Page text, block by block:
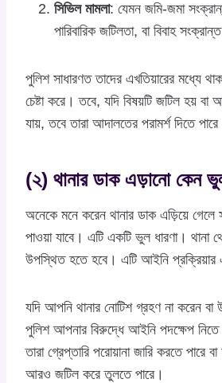
সিভিল মামলা: যেমন জমি-জমা
পারিবারিক জটিলতা, বা বিবাহ
পুলিশ সাধারণত তাদের এখতিয়ারের মধ্যে
চেষ্টা করে। তবে, যদি বিষয়টি জটিল হয় বা
যায়, তবে তারা আদালতের পরামর্শ দিতে
(২) থানার ডাক এড়ানো কেন
অনেকে মনে করেন থানার ডাক এড়িয়ে গেলে
পাওয়া যাবে। এটি একটি ভুল ধারণা। থানা
উপস্থিত হতে হবে। এটি আইনি
যদি আপনি থানার নোটিশ গ্রহণ না করেন
পুলিশ আপনার বিরুদ্ধে আইনি পদক্ষেপ
তারা গ্রেপ্তারি পরোয়ানা জারি করতে পারে
আরও জটিল করে তুলতে পারে।